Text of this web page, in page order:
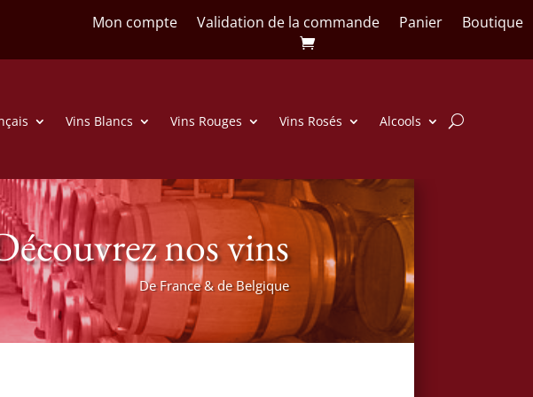
Mon compte Validation de la commande Panier Boutique
Vins Blancs Vins Rouges Vins Rosés Alcools
nos vins
De France & de Belgique